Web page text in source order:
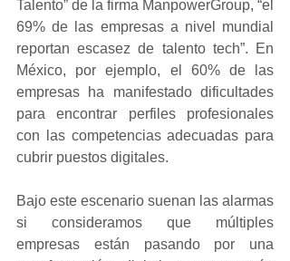
Talento” de la firma ManpowerGroup, “el
69% de las empresas a nivel mundial
reportan escasez de talento tech”. En
México, por ejemplo, el 60% de las
empresas ha manifestado dificultades
para encontrar perfiles profesionales
con las competencias adecuadas para
cubrir puestos digitales.
Bajo este escenario suenan las alarmas
si consideramos que múltiples
empresas están pasando por una